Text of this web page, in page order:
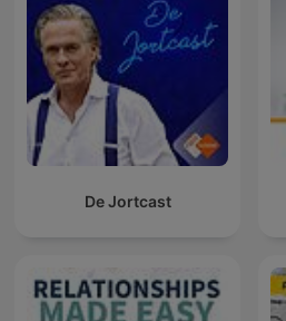
De Jortcast